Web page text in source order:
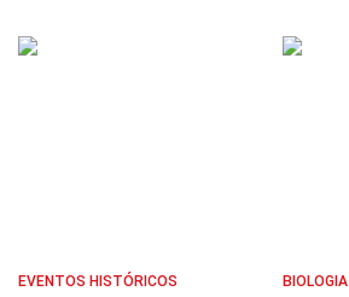
EVENTOS HISTÓRICOS
BIOLOGIA